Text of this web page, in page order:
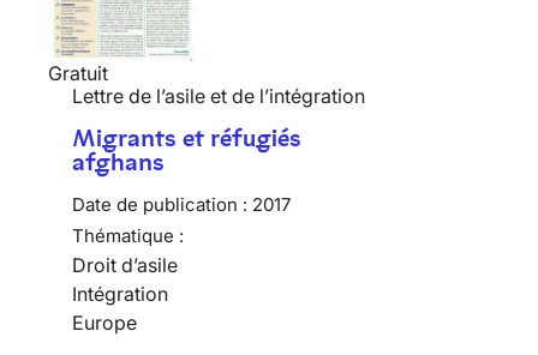
Gratuit
Lettre de l’asile et de l’intégration
Migrants et réfugiés
afghans
Date de publication : 2017
Thématique :
Droit d’asile
Intégration
Europe